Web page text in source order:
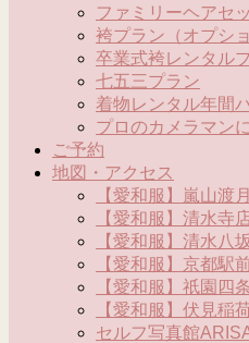
ファミリーヘアセ
袴プラン（オプショ
卒業式袴レンタル
七五三プラン
着物レンタル年間
プロのカメラマン
ご予約
地図・アクセス
【愛和服】嵐山渡
【愛和服】清水寺
【愛和服】清水八
【愛和服】京都駅
【愛和服】祇園四
【愛和服】伏見稲
セルフ写真館